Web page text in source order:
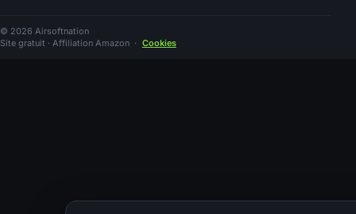
© 2026 Airsoftnation
Site gratuit · Affiliation Amazon · Cookies